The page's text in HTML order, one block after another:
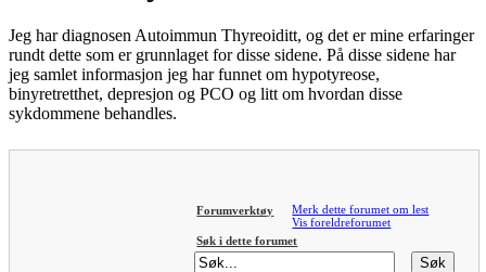
Jeg har diagnosen Autoimmun Thyreoiditt, og det er mine erfaringer
rundt dette som er grunnlaget for disse sidene. På disse sidene har
jeg samlet informasjon jeg har funnet om hypotyreose,
binyretretthet, depresjon og PCO og litt om hvordan disse
sykdommene behandles.
Forumverktøy
Merk dette forumet om lest
Vis foreldreforumet
Søk i dette forumet